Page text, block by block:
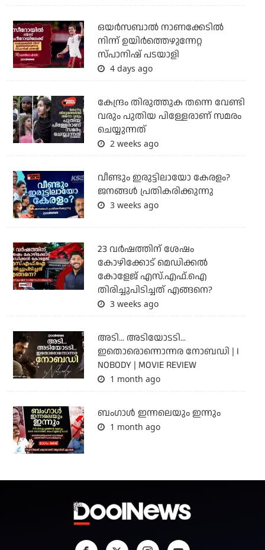
ഒയര്‍സബാൽ നാണക്കേടിൽ
നിന്ന് ഉയിർത്തെഴുന്നേറ്റ
സ്പാനിഷ് പടയാളി
4 days ago
കേന്ദ്രം തിരുത്തുക തന്നെ വേണ്ടി
വരും പുതിയ പിള്ളേരാണ് സമരം
ചെയ്യുന്നത്
2 weeks ago
വീണ്ടും ഇരുട്ടിലായോ കേരളം?
ജനങ്ങൾ പ്രതികരിക്കുന്നു
3 weeks ago
23 വർഷത്തിന് ശേഷം
കോഴിക്കോട് മെഡിക്കൽ
കോളേജ് എസ്.എഫ്.ഐ
തിരിച്ചുപിടിച്ചത് എങ്ങനെ?
3 weeks ago
അടി... അടിയോടടി...
ഇതൊരൊന്നൊന്നര നോബഡി | I
NOBODY | MOVIE REVIEW
1 month ago
ബംഗാള്‍ ഇന്നലെയും ഇന്നും
1 month ago